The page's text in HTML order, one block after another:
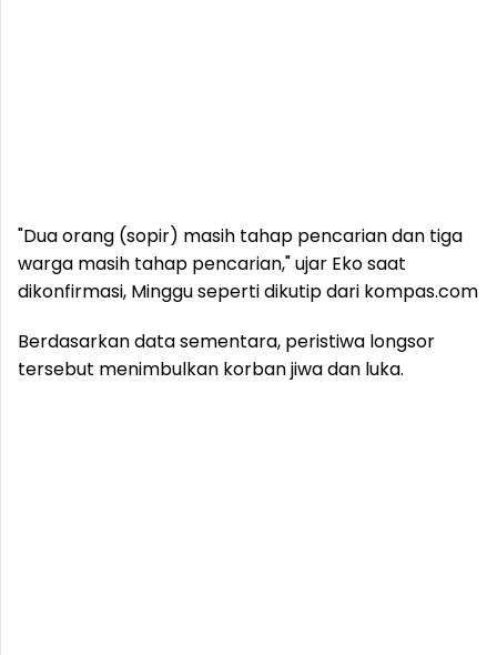
"Dua orang (sopir) masih tahap pencarian dan tiga
warga masih tahap pencarian," ujar Eko saat
dikonfirmasi, Minggu seperti dikutip dari kompas.com
Berdasarkan data sementara, peristiwa longsor
tersebut menimbulkan korban jiwa dan luka.